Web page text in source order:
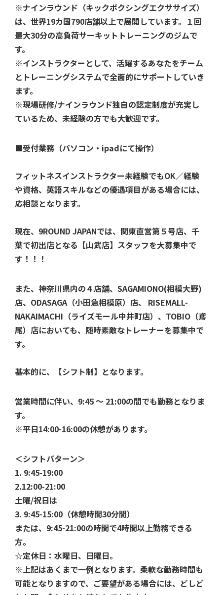
※ナインラウンド（キックボクシングエクササイズ）
は、世界19カ国790店舗以上で展開しています。１回
最大30分の高負荷サーキットトレーニングのジムで
す。
※インストラクターとして、活躍するあなたをチーム
とトレーニングシステムで全面的にサポートしていき
ます。
※現場研修/ナインラウンド独自の認定制度が充実し
ているため、未経験の方でも大歓迎です。
■受付業務（パソコン・ipadにて操作）
フィットネスインストラクター未経験でもOK／経験
や資格、英語スキルなどの優遇項目がある場合には、
応相談となります。
現在、9ROUND JAPANでは、関東直営第５号店、千
葉で初出店となる【山武店】スタッフを大募集中で
す！！！
また、神奈川県内の４店舗、SAGAMIONO(相模大野)
店、ODASAGA（小田急相模原）店、 RISEMALL-
NAKAIMACHI（ライズモール中井町店）、TOBIO（鳶
尾）店においても、随時素敵なトレーナーを募集中で
す。
基本的に、【シフト制】となります。
営業時間に伴い、9:45 ～ 21:00の間でも勤務となりま
す。
※平日14:00-16:00の休憩があります。
＜シフトパターン＞
1. 9:45-19:00
2.12:00-21:00
土曜/祝日は
3. 9:45-15:00（休憩時間30分間）
または、9:45-21:00の時間で4時間以上勤務できる
方。
☆定休日：水曜日、日曜日。
※上記はあくまで一例となります。柔軟な勤務時間も
可能となりますので、ご要望がある場合には、どしど